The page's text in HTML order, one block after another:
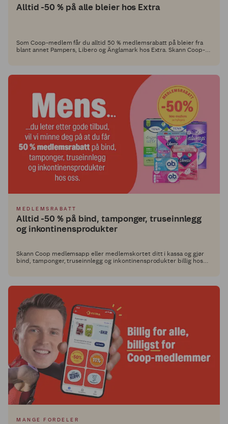
Alltid -50 % på alle bleier hos Extra
Som Coop-medlem får du alltid 50 % medlemsrabatt på bleier fra
blant annet Pampers, Libero og Änglamark hos Extra. Skann Coop-
MEDLEMSRABATT
Alltid -50 % på bind, tamponger, truseinnlegg
og inkontinensprodukter
Skann Coop medlemsapp eller medlemskortet ditt i kassa og gjør
bind, tamponger, truseinnlegg og inkontinensprodukter billig hos
MANGE FORDELER